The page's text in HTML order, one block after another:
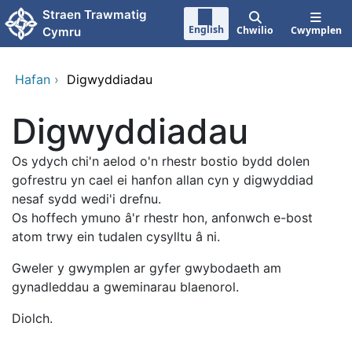
Neidio i'r prif gynnwy
Straen Trawmatig
Cymru
English Chwilio Cwymplen
Hafan › Digwyddiadau
Digwyddiadau
Os ydych chi'n aelod o'n rhestr bostio bydd dolen
gofrestru yn cael ei hanfon allan cyn y digwyddiad
nesaf sydd wedi'i drefnu.
Os hoffech ymuno â'r rhestr hon, anfonwch e-bost
atom trwy ein tudalen cysylltu â ni.
Gweler y gwymplen ar gyfer gwybodaeth am
gynadleddau a gweminarau blaenorol.
Diolch.